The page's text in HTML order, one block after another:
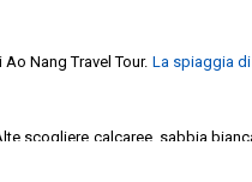
e piacevole, che permetta loro
Nang Travel Tour. La spiaggia
scogliere calcaree, sabbia